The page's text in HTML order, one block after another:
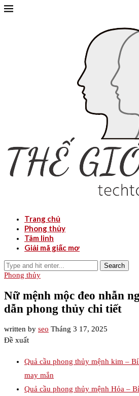
Trang chủ
Phong thủy
Tâm linh
Giải mã giấc mơ
Search
Phong thủy
Nữ mệnh mộc đeo nhẫn
dẫn phong thủy chi tiết
written by seo Tháng 3 17, 2025
Đề xuất
Quả cầu phong thủy mệnh kim –
may mắn
Quả cầu phong thủy mệnh Hỏa –